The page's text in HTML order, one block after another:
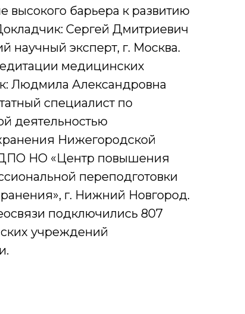
высокого барьера к развитию
Сергей Дмитриевич
научный эксперт, г. Москва.
медицинских
Людмила Александровна
специалист по
деятельностью
Нижегородской
ДПО НО «Центр повышения
переподготовки
г. Нижний Новгород.
подключились 807
учреждений